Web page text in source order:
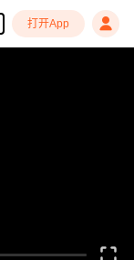
打开App